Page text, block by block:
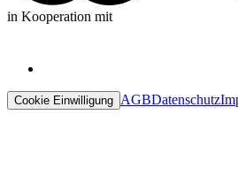
in Kooperation mit
Cookie Einwilligung AGBDatenschutz